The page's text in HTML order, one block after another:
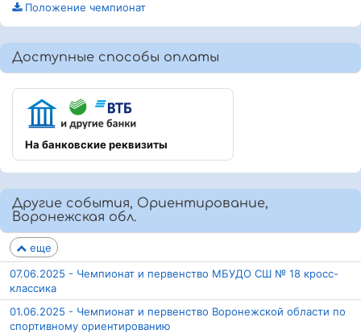
Положение чемпионат
Доступные способы оплаты
На банковские реквизиты
Другие события, Ориентирование,
Воронежская обл.
еще
07.06.2025 - Чемпионат и первенство МБУДО СШ № 18 кросс-
классика
01.06.2025 - Чемпионат и первенство Воронежской области по
спортивному ориентированию